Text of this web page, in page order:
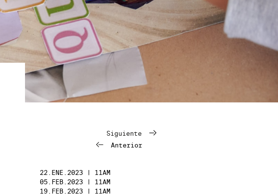
Siguiente
Anterior
22.ENE.2023 | 11AM
05.FEB.2023 | 11AM
19.FEB.2023 | 11AM